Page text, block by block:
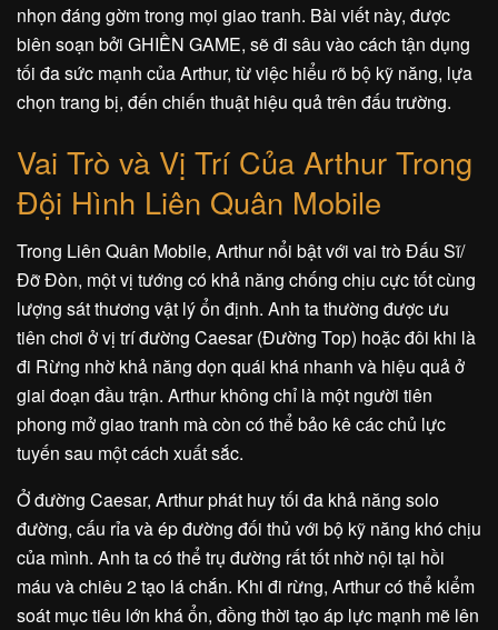
nhọn đáng gờm trong mọi giao tranh. Bài viết này, được
biên soạn bởi GHIỀN GAME, sẽ đi sâu vào cách tận dụng
tối đa sức mạnh của Arthur, từ việc hiểu rõ bộ kỹ năng, lựa
chọn trang bị, đến chiến thuật hiệu quả trên đấu trường.
Vai Trò và Vị Trí Của Arthur Trong
Đội Hình Liên Quân Mobile
Trong Liên Quân Mobile, Arthur nổi bật với vai trò Đấu Sĩ/
Đỡ Đòn, một vị tướng có khả năng chống chịu cực tốt cùng
lượng sát thương vật lý ổn định. Anh ta thường được ưu
tiên chơi ở vị trí đường Caesar (Đường Top) hoặc đôi khi là
đi Rừng nhờ khả năng dọn quái khá nhanh và hiệu quả ở
giai đoạn đầu trận. Arthur không chỉ là một người tiên
phong mở giao tranh mà còn có thể bảo kê các chủ lực
tuyến sau một cách xuất sắc.
Ở đường Caesar, Arthur phát huy tối đa khả năng solo
đường, cấu rỉa và ép đường đối thủ với bộ kỹ năng khó chịu
của mình. Anh ta có thể trụ đường rất tốt nhờ nội tại hồi
máu và chiêu 2 tạo lá chắn. Khi đi rừng, Arthur có thể kiểm
soát mục tiêu lớn khá ổn, đồng thời tạo áp lực mạnh mẽ lên